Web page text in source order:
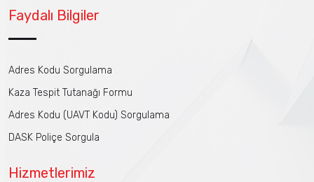
Faydalı Bilgiler
Adres Kodu Sorgulama
Kaza Tespit Tutanağı Formu
Adres Kodu (UAVT Kodu) Sorgulama
DASK Poliçe Sorgula
Hizmetlerimiz